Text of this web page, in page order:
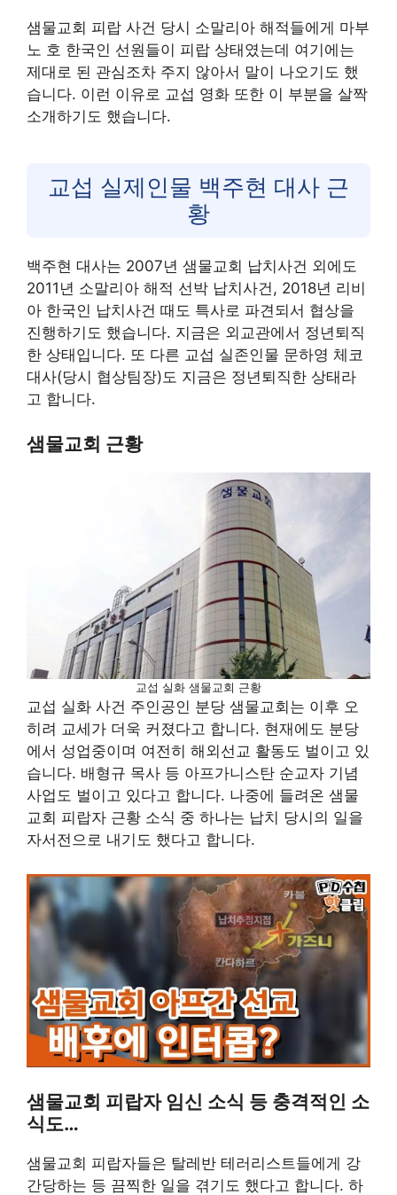
샘물교회 피랍 사건 당시 소말리아 해적들에게 마부
노 호 한국인 선원들이 피랍 상태였는데 여기에는
제대로 된 관심조차 주지 않아서 말이 나오기도 했
습니다. 이런 이유로 교섭 영화 또한 이 부분을 살짝
소개하기도 했습니다.
교섭 실제인물 백주현 대사 근
황
백주현 대사는 2007년 샘물교회 납치사건 외에도
2011년 소말리아 해적 선박 납치사건, 2018년 리비
아 한국인 납치사건 때도 특사로 파견되서 협상을
진행하기도 했습니다. 지금은 외교관에서 정년퇴직
한 상태입니다. 또 다른 교섭 실존인물 문하영 체코
대사(당시 협상팀장)도 지금은 정년퇴직한 상태라
고 합니다.
샘물교회 근황
교섭 실화 샘물교회 근황
교섭 실화 사건 주인공인 분당 샘물교회는 이후 오
히려 교세가 더욱 커졌다고 합니다. 현재에도 분당
에서 성업중이며 여전히 해외선교 활동도 벌이고 있
습니다. 배형규 목사 등 아프가니스탄 순교자 기념
사업도 벌이고 있다고 합니다. 나중에 들려온 샘물
교회 피랍자 근황 소식 중 하나는 납치 당시의 일을
자서전으로 내기도 했다고 합니다.
샘물교회 피랍자 임신 소식 등 충격적인 소
식도…
샘물교회 피랍자들은 탈레반 테러리스트들에게 강
간당하는 등 끔찍한 일을 겪기도 했다고 합니다. 하